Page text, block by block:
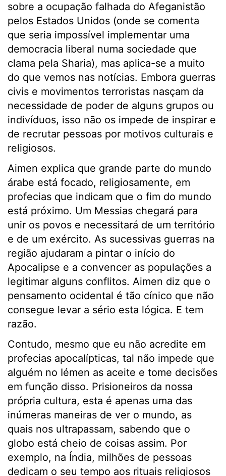
sobre a ocupação falhada do Afeganistão
pelos Estados Unidos (onde se comenta
que seria impossível implementar uma
democracia liberal numa sociedade que
clama pela Sharia), mas aplica-se a muito
do que vemos nas notícias. Embora guerras
civis e movimentos terroristas nasçam da
necessidade de poder de alguns grupos ou
indivíduos, isso não os impede de inspirar e
de recrutar pessoas por motivos culturais e
religiosos.
Aimen explica que grande parte do mundo
árabe está focado, religiosamente, em
profecias que indicam que o fim do mundo
está próximo. Um Messias chegará para
unir os povos e necessitará de um território
e de um exército. As sucessivas guerras na
região ajudaram a pintar o início do
Apocalipse e a convencer as populações a
legitimar alguns conflitos. Aimen diz que o
pensamento ocidental é tão cínico que não
consegue levar a sério esta lógica. E tem
razão.
Contudo, mesmo que eu não acredite em
profecias apocalípticas, tal não impede que
alguém no Iémen as aceite e tome decisões
em função disso. Prisioneiros da nossa
própria cultura, esta é apenas uma das
inúmeras maneiras de ver o mundo, as
quais nos ultrapassam, sabendo que o
globo está cheio de coisas assim. Por
exemplo, na Índia, milhões de pessoas
dedicam o seu tempo aos rituais religiosos